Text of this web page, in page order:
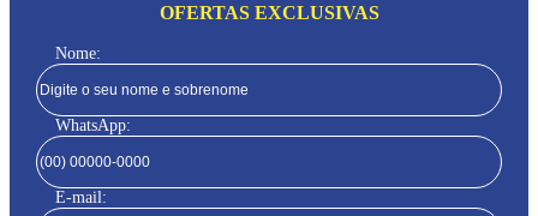
OFERTAS EXCLUSIVAS
Nome:
WhatsApp:
E-mail: